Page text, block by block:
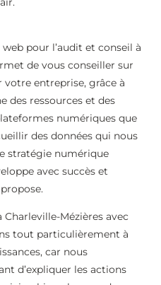
pour l’audit et conseil à
de vous conseiller sur
entreprise, grâce à
des ressources et des
numériques que
des données qui nous
stratégie numérique
avec succès et
Mézières avec
tout particulièrement à
car nous
d’expliquer les actions